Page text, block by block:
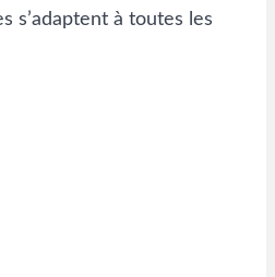
s’adaptent à toutes les